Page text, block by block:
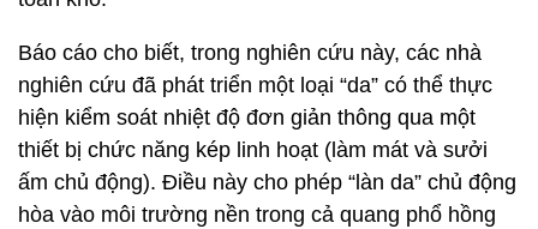
Báo cáo cho biết, trong nghiên cứu này, các nhà
nghiên cứu đã phát triển một loại “da” có thể thực
hiện kiểm soát nhiệt độ đơn giản thông qua một
thiết bị chức năng kép linh hoạt (làm mát và sưởi
ấm chủ động). Điều này cho phép “làn da” chủ động
hòa vào môi trường nền trong cả quang phổ hồng